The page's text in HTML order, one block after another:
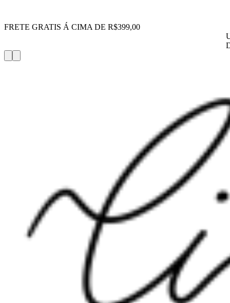
FRETE GRATIS Á CIMA DE R$399,00